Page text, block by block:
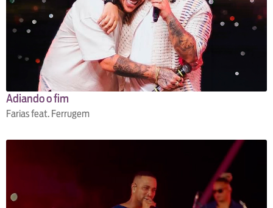
Adiando o fim
Farias feat. Ferrugem